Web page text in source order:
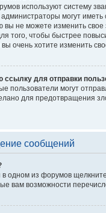
используют систему
могут
не можете изменить
того, чтобы быстрее
очень хотите изменить
для отправки
пользователи могут
для предотвращения
сообщений
одном из форумов
вам возможности